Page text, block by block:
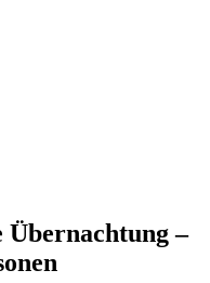
Übernachtung –